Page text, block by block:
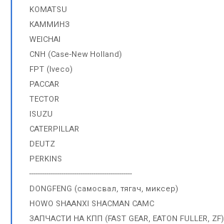
KOMATSU
КАММИНЗ
WEICHAI
CNH (Case-New Holland)
FPT (Iveco)
PACCAR
TECTOR
ISUZU
CATERPILLAR
DEUTZ
PERKINS
------------------------------------------------
DONGFENG (самосвал, тягач, миксер)
HOWO SHAANXI SHACMAN CAMC
ЗАПЧАСТИ НА КПП (FAST GEAR, EATON FULLER, ZF)